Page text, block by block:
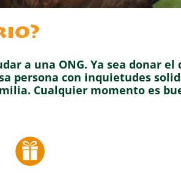
a una ONG. Ya sea donar
persona con inquietudes
Cualquier momento es